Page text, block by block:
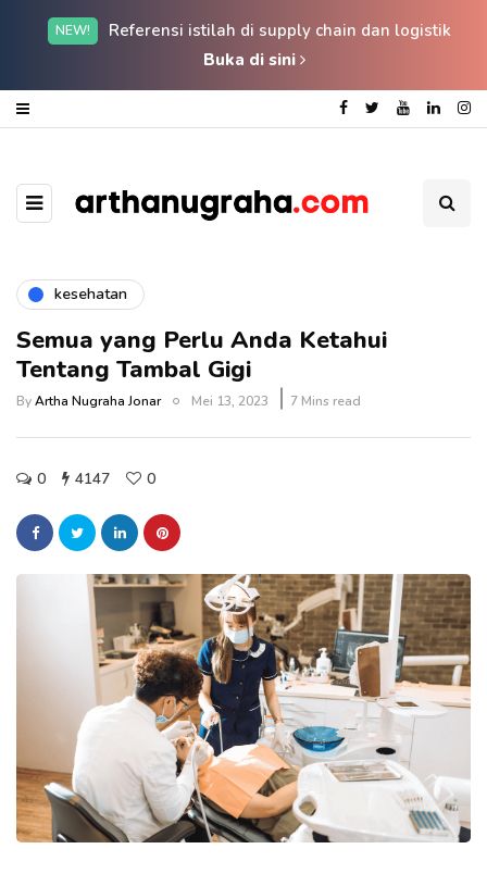
NEW!
Referensi istilah di supply chain dan logistik
Buka di sini
kesehatan
Semua yang Perlu Anda Ketahui
Tentang Tambal Gigi
ByArtha Nugraha Jonar Mei 13, 2023 7 Mins read
0 4147 0